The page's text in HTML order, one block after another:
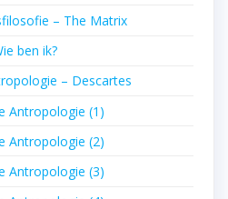
– The Matrix
ben ik?
– Descartes
Antropologie (1)
Antropologie (2)
Antropologie (3)